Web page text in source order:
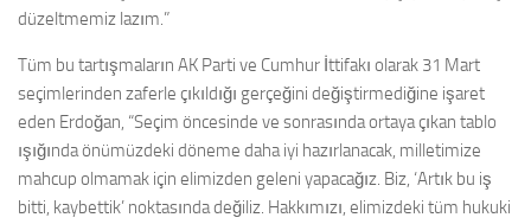
düzeltmemiz lazım.”
Tüm bu tartışmaların AK Parti ve Cumhur İttifakı olarak 31 Mart
seçimlerinden zaferle çıkıldığı gerçeğini değiştirmediğine işaret
eden Erdoğan, “Seçim öncesinde ve sonrasında ortaya çıkan tablo
ışığında önümüzdeki döneme daha iyi hazırlanacak, milletimize
mahcup olmamak için elimizden geleni yapacağız. Biz, ‘Artık bu iş
bitti, kaybettik’ noktasında değiliz. Hakkımızı, elimizdeki tüm hukuki